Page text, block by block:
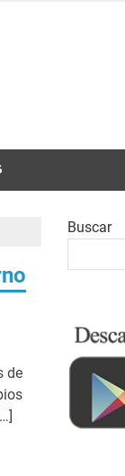
de
Buscar